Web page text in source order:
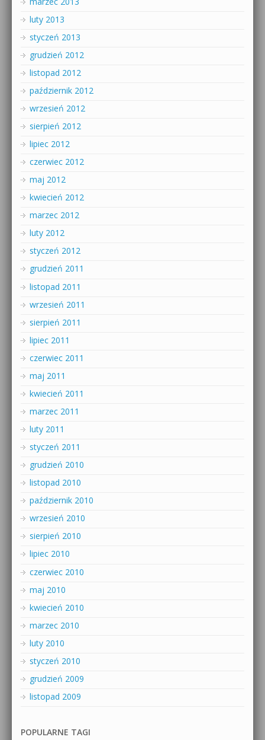
luty 2013
styczeń 2013
grudzień 2012
listopad 2012
październik 2012
wrzesień 2012
sierpień 2012
lipiec 2012
czerwiec 2012
maj 2012
kwiecień 2012
marzec 2012
luty 2012
styczeń 2012
grudzień 2011
listopad 2011
wrzesień 2011
sierpień 2011
lipiec 2011
czerwiec 2011
maj 2011
kwiecień 2011
marzec 2011
luty 2011
styczeń 2011
grudzień 2010
listopad 2010
październik 2010
wrzesień 2010
sierpień 2010
lipiec 2010
czerwiec 2010
maj 2010
kwiecień 2010
marzec 2010
luty 2010
styczeń 2010
grudzień 2009
listopad 2009
POPULARNE TAGI